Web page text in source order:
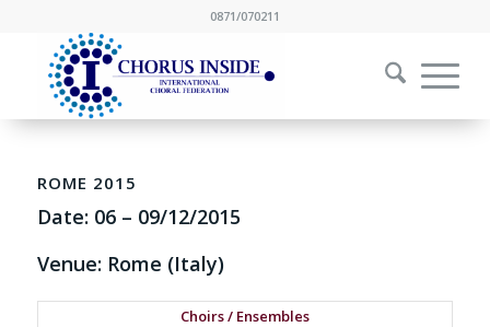
0871/070211
ROME 2015
Date: 06– 09/12/2015
Venue: Rome (Italy)
Choirs / Ensembles